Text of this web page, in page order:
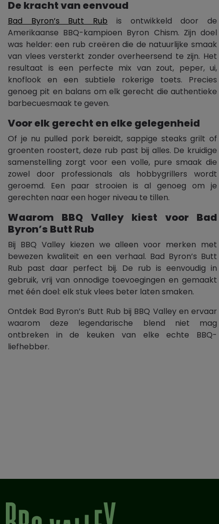
De kracht van eenvoud
Bad Byron’s Butt Rub is ontwikkeld door de
Amerikaanse BBQ-kampioen Byron Chism. Zijn doel
was helder: een rub creëren die de natuurlijke smaak
van vlees versterkt zonder overheersend te zijn. Het
resultaat is een perfecte mix van zout, peper, ui,
knoflook en een subtiele rokerige toets. Precies
genoeg pit en balans om elk gerecht die authentieke
barbecuesmaak te geven.
Voor elk gerecht en elke gelegenheid
Of je nu pulled pork bereidt, sappige steaks grilt of
groenten roostert, deze rub past bij alles. De kruidige
samenstelling zorgt voor een volle, pure smaak die
zowel door professionals als hobbygrillers wordt
geroemd. Een paar strooien is al genoeg om je
gerechten naar een hoger niveau te tillen.
Waarom BBQ Valley kiest voor Bad
Byron’s Butt Rub
Bij BBQ Valley kiezen we alleen voor merken met
bewezen kwaliteit en een verhaal. Bad Byron’s Butt
Rub past daar perfect bij. De rub is eenvoudig in
gebruik, vrij van onnodige toevoegingen en gemaakt
met één doel: elk stuk vlees beter laten smaken.
Ontdek Bad Byron’s Butt Rub bij BBQ Valley en ervaar
waarom deze legendarische blend niet mag
ontbreken in de keuken van elke echte BBQ-
liefhebber.